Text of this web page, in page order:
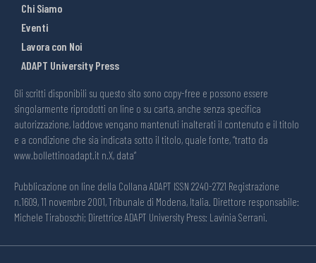
Chi Siamo
Eventi
Lavora con Noi
ADAPT University Press
Gli scritti disponibili su questo sito sono copy-free e possono essere
singolarmente riprodotti on line o su carta, anche senza specifica
autorizzazione, laddove vengano mantenuti inalterati il contenuto e il titolo
e a condizione che sia indicata sotto il titolo, quale fonte, “tratto da
www.bollettinoadapt.it n.X, data“
Pubblicazione on line della Collana ADAPT ISSN 2240-2721 Registrazione
n.1609, 11 novembre 2001, Tribunale di Modena, Italia. Direttore responsabile:
Michele Tiraboschi; Direttrice ADAPT University Press: Lavinia Serrani.